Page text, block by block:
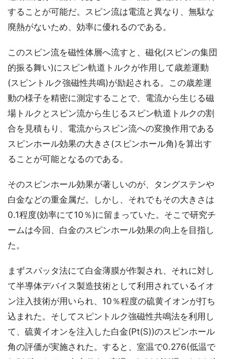
することが可能だ。スピン流は電流と異なり、無駄な
廃熱がないため、効率に優れるのである。
このスピン流を磁性体層へ流すと、磁化(スピンの集団
的振る舞い)にスピン軌道トルクが作用して歳差運動
(スピントルク強磁性共鳴)が励起される。この歳差運
動の様子を精密に測定することで、電流から生じる磁
場トルクとスピン流から生じるスピン軌道トルクの割
合を見積もり、電流からスピン流への変換作用である
スピンホール効果の大きさ(スピンホール角)を算出す
ることが可能となるのである。
そのスピンホール効果が著しいのが、タングステンや
白金などの重金属だ。しかし、それでもその大きさは
0.1程度(効率にて10％)に留まっていた。そこで研究チ
ームは今回、白金のスピンホール効果の向上を目指し
た。
まずスパッタ法にて白金薄膜が作製され、それに対し
て半導体デバイス製造技術として利用されているイオ
ン注入技術が用いられ、10％程度の硫黄イオンが打ち
込まれた。そしてスピントルク強磁性共鳴法を利用し
て、硫黄イオンを注入した白金(Pt(S))のスピンホール
角の評価が実施された。すると、室温で0.276(低温で